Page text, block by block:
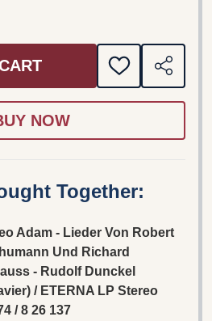
OF THEO ADAM - LIEDER
QUANTITY OF THEO
ADD
TO
SHARE
Together:
Adam - Lieder Von Robert
Und Richard
- Rudolf Dunckel
/ ETERNA LP Stereo
/ 8 26 137